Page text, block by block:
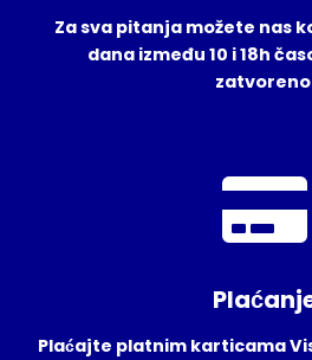
Za sva pitanja možete nas
dana između 10 i 18h
Plaćajte platnim karticama